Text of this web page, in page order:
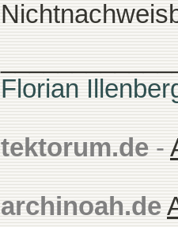
Florian
tektorum.de -
archinoah.de